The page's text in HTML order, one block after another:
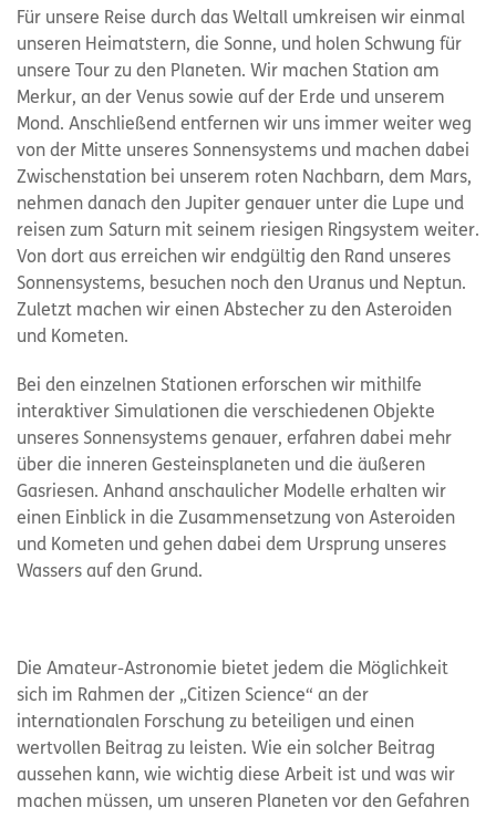
Für unsere Reise durch das Weltall umkreisen wir einmal
unseren Heimatstern, die Sonne, und holen Schwung für
unsere Tour zu den Planeten. Wir machen Station am
Merkur, an der Venus sowie auf der Erde und unserem
Mond. Anschließend entfernen wir uns immer weiter weg
von der Mitte unseres Sonnensystems und machen dabei
Zwischenstation bei unserem roten Nachbarn, dem Mars,
nehmen danach den Jupiter genauer unter die Lupe und
reisen zum Saturn mit seinem riesigen Ringsystem weiter.
Von dort aus erreichen wir endgültig den Rand unseres
Sonnensystems, besuchen noch den Uranus und Neptun.
Zuletzt machen wir einen Abstecher zu den Asteroiden
und Kometen.
Bei den einzelnen Stationen erforschen wir mithilfe
interaktiver Simulationen die verschiedenen Objekte
unseres Sonnensystems genauer, erfahren dabei mehr
über die inneren Gesteinsplaneten und die äußeren
Gasriesen. Anhand anschaulicher Modelle erhalten wir
einen Einblick in die Zusammensetzung von Asteroiden
und Kometen und gehen dabei dem Ursprung unseres
Wassers auf den Grund.
Die Amateur-Astronomie bietet jedem die Möglichkeit
sich im Rahmen der „Citizen Science“ an der
internationalen Forschung zu beteiligen und einen
wertvollen Beitrag zu leisten. Wie ein solcher Beitrag
aussehen kann, wie wichtig diese Arbeit ist und was wir
machen müssen, um unseren Planeten vor den Gefahren